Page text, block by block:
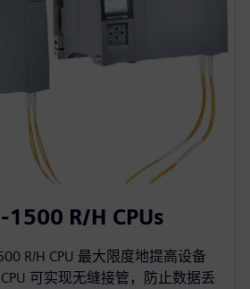
1500 R/H CPUs
R/H CPU 最大限度地提高设备
可实现无缝接管，防止数据丢